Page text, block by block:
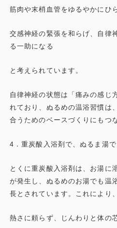
筋肉や末梢血管をゆるやかにひ
交感神経の緊張を和らげ、自律
る一助になる
と考えられています。
自律神経の状態は「痛みの感じ
れており、ぬるめの温浴習慣は
合うためのベースづくりにもつ
4．重炭酸入浴剤で、ぬるま湯
とくに重炭酸入浴剤は、お湯に
が発生し、ぬるめのお湯でも温
長とされています。これにより、
熱さに頼らず、じんわりと体の